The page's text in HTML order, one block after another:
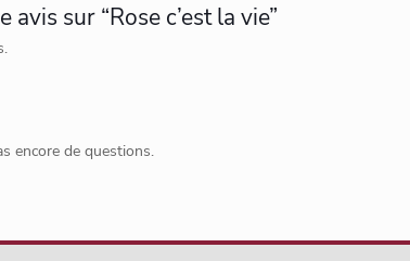
sur “Rose c’est la vie”
encore de questions.